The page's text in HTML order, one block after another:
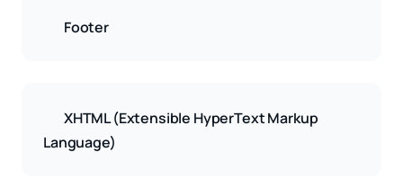
Footer
XHTML (Extensible HyperText Markup
Language)